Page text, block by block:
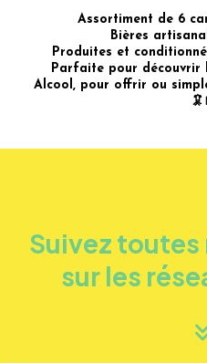
Assortiment de 6
Bières
Produites et
Parfaite pour découvrir
Alcool, pour offrir ou
Suivez
sur les